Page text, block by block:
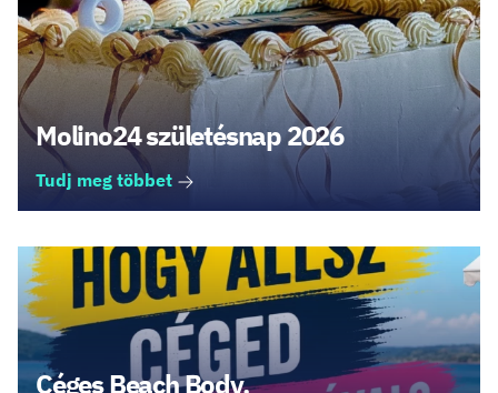
Molino24 születésnap 2026
Tudj meg többet
Céges Beach Body,